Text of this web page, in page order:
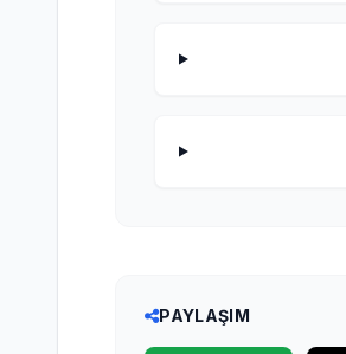
PAYLAŞIM